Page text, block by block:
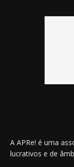
A APRe! é uma
lucrativos e de